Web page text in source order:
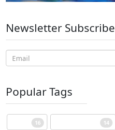
Newsletter Subscribe
Popular Tags
16 14